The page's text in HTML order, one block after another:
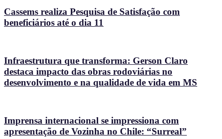
Cassems realiza Pesquisa de Satisfação com
beneficiários até o dia 11
Infraestrutura que transforma: Gerson Claro
destaca impacto das obras rodoviárias no
desenvolvimento e na qualidade de vida em MS
Imprensa internacional se impressiona com
apresentação de Vozinha no Chile: “Surreal”